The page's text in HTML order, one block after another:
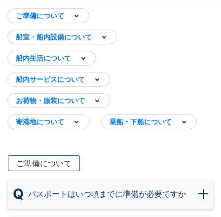
ご準備について
船室・船内設備について
船内生活について
船内サービスについて
お荷物・服装について
寄港地について 乗船・下船について
ご準備について
Q パスポートはいつ頃までに準備が必要ですか